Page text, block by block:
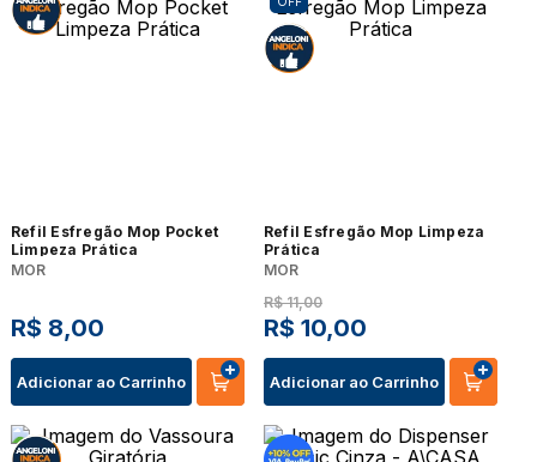
Refil Esfregão Mop Pocket
Limpeza Prática
MOR
R$ 8,00
Adicionar ao Carrinho
Refil Esfregão Mop Limpeza
Prática
MOR
R$ 11,00
R$ 10,00
Adicionar ao Carrinho